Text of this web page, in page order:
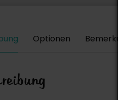
Optionen